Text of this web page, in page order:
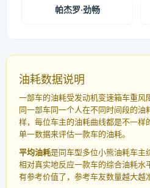
帕杰罗·劲畅
油耗数据说明
一部车的油耗受发动机变速箱车重风
同一部车同一个人在不同时间段的油
样，每位车主的油耗曲线都是不一样
单一数据来评估一款车的油耗。
平均油耗是同车型多位小熊油耗车主
相对真实地反应一款车的综合油耗水
有参考价值了，参考车友数量越大越